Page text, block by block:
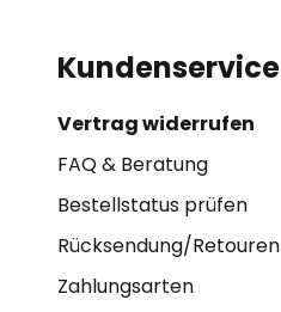
Kundenservice
Vertrag widerrufen
FAQ & Beratung
Bestellstatus prüfen
Rücksendung/Retouren
Zahlungsarten